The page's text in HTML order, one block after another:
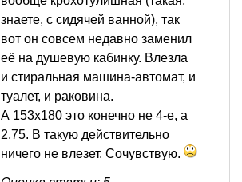
знаете, с сидячей ванной), так
вот он совсем недавно заменил
её на душевую кабинку. Влезла
и стиральная машина-автомат, и
туалет, и раковина.
А 153х180 это конечно не 4-е, а
2,75. В такую действительно
ничего не влезет. Сочувствую.